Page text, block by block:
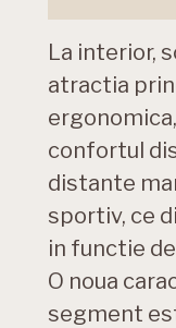
La interior,
atractia
confortul
distante
sportiv, ce
in functie
O noua
segment